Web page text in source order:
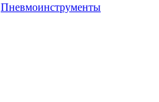
Пневмоинструменты